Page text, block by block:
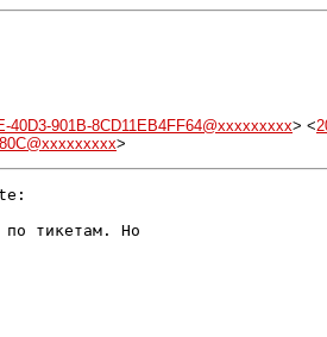
40D3-901B-8CD11EB4FF64@xxxxxxxxx> <
>
тикетам. Но